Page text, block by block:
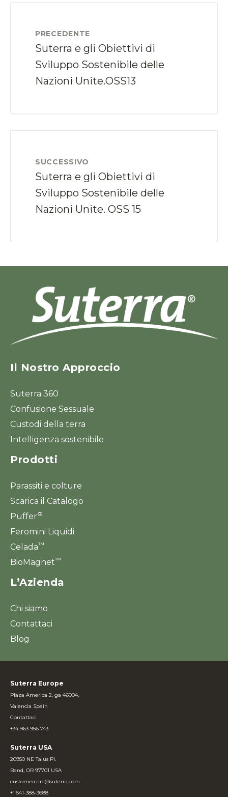
PRECEDENTE
Suterra e gli Obiettivi di
Sviluppo Sostenibile delle
Nazioni Unite.OSS13
SUCCESSIVO
Suterra e gli Obiettivi di
Sviluppo Sostenibile delle
Nazioni Unite. OSS 15
Il Nostro Approccio
Suterra 360
Confusione Sessuale
Custodi della terra
Intelligenza sostenibile
Prodotti
Parassiti e colture
Scarica il Catalogo
Puffer®
Feromini Liquidi
Celada™
BioMagnet™
L’Azienda
Chi siamo
Contattaci
Blog
Suterra Europe
Plaza America 2, ga 46004,
Valencia Spain
Contattaci
+34 963 956 743
Suterra USA
20950 NE Talus Pl.
Bend, OR 97701 USA
customercare@suterra.com
+1 541-388-3688